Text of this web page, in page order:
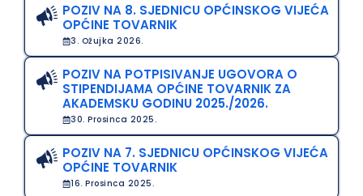
POZIV NA 8. SJEDNICU OPĆINSKOG VIJEĆA
OPĆINE TOVARNIK
3. Ožujka 2026.
POZIV NA POTPISIVANJE UGOVORA O
STIPENDIJAMA OPĆINE TOVARNIK ZA
AKADEMSKU GODINU 2025./2026.
30. Prosinca 2025.
POZIV NA 7. SJEDNICU OPĆINSKOG VIJEĆA
OPĆINE TOVARNIK
16. Prosinca 2025.